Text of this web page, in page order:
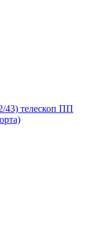
43) телескоп ПП